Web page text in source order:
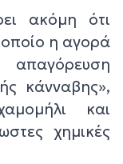
ακόμη ότι
η αγορά
κάνναβης»,
και
χημικές